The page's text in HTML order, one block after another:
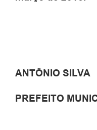
ANTÔNIO SILVA
PREFEITO